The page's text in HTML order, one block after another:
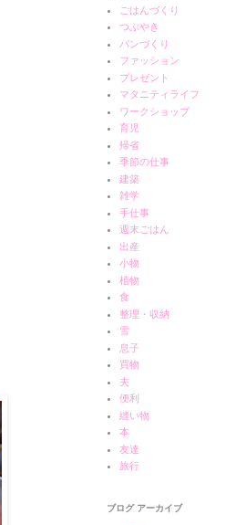
ごはんづくり
つぶやき
パンづくり
ファッション
プレゼント
マタニティライフ
ワークショップ
育児
帰省
季節の仕事
建築
雑学
手仕事
週末ごはん
出産
小物
植物
食
整理・収納
雪
息子
買物
夫
便利
縫い物
本
友達
旅行
ブログ アーカイブ